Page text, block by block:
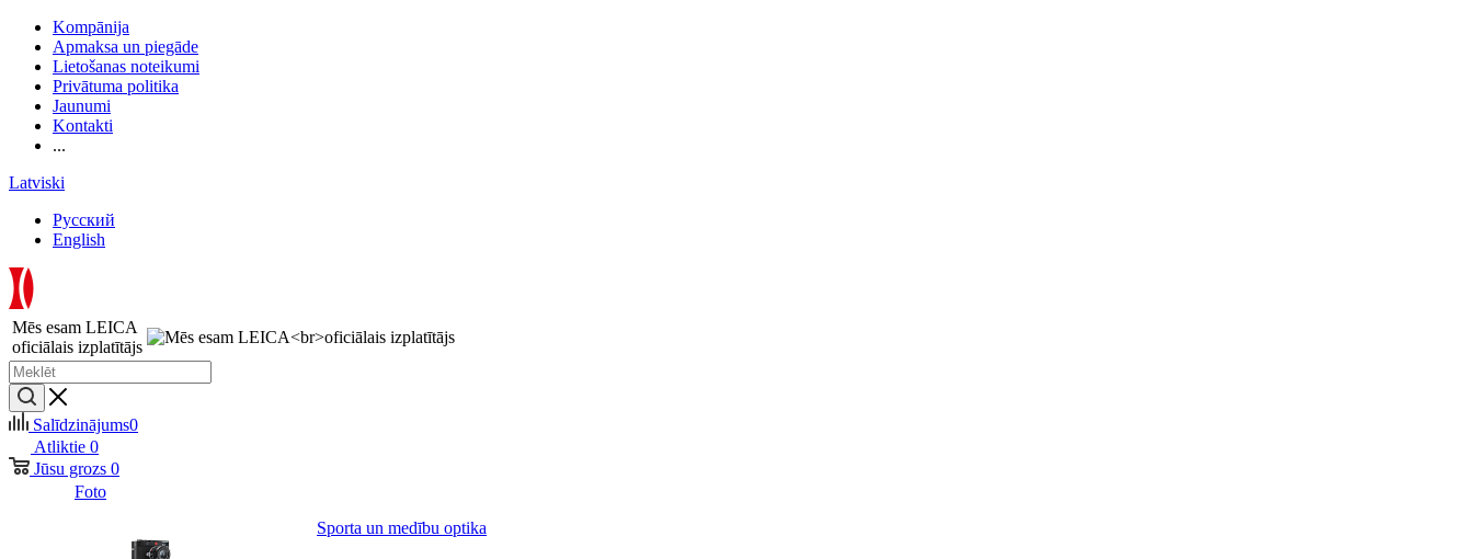
Kompānija
Apmaksa un piegāde
Lietošanas noteikumi
Privātuma politika
Jaunumi
Kontakti
...
Latviski
Русский
English
Mēs esam LEICA
oficiālais izplatītājs
Salīdzinājums0
Atliktie 0
Jūsu grozs 0
Foto
Sporta un medību optika